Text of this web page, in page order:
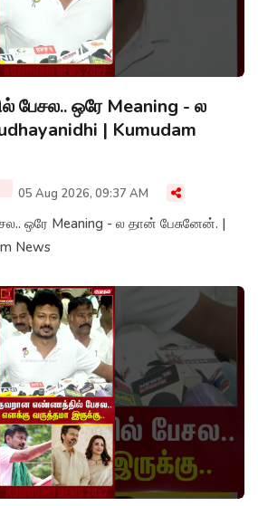
பேசல.. ஒரே Meaning - ல
| Kumudam
05 Aug 2026, 09:37 AM
ஒரே Meaning - ல தான் பேசுனேன். |
News